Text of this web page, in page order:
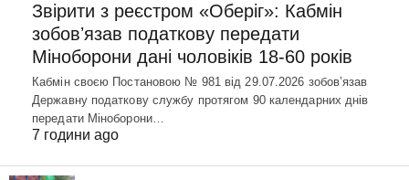
Звірити з реєстром «Оберіг»: Кабмін
зобовʼязав податкову передати
Міноборони дані чоловіків 18-60 років
Кабмін своєю Постановою № 981 від 29.07.2026 зобовʼязав
Державну податкову службу протягом 90 календарних днів
передати Міноборони…
7 години ago